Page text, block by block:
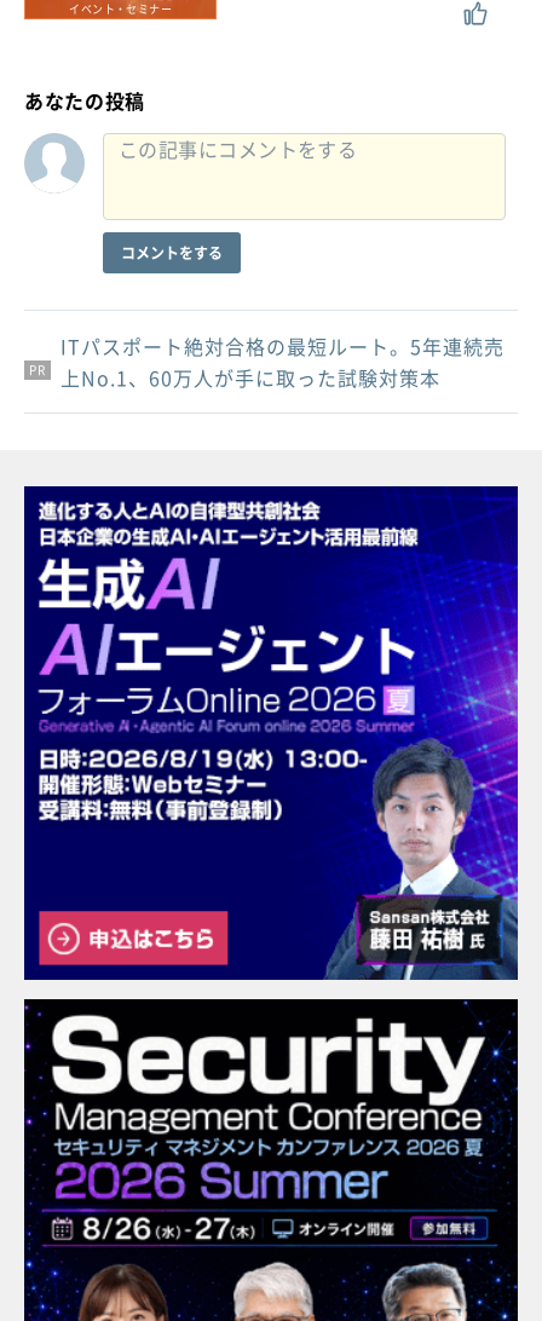
イベント・セミナー
あなたの投稿
コメントをする
PR
PR
PR
ITパスポート絶対合格の最短ルート。5年連続売
上No.1、60万人が手に取った試験対策本